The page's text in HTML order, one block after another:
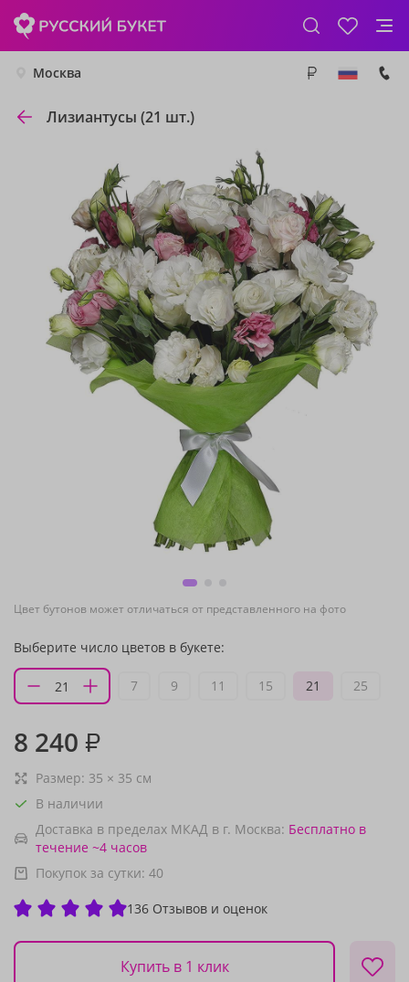
Москва
Лизиантусы (21 шт.)
Цвет бутонов может отличаться от представленного на фото
Выберите число цветов в букете:
7 9 11 15 21 25
8 240 ₽
Размер: 35 × 35 см
В наличии
Доставка в пределах МКАД в г. Москва: Бесплатно в
течение ~4 часов
Покупок за сутки: 40
136 Отзывов и оценок
Купить в 1 клик